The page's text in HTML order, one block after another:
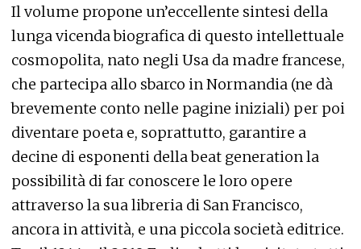
Il volume propone un’eccellente sintesi della
lunga vicenda biografica di questo intellettuale
cosmopolita, nato negli Usa da madre francese,
che partecipa allo sbarco in Normandia (ne dà
brevemente conto nelle pagine iniziali) per poi
diventare poeta e, soprattutto, garantire a
decine di esponenti della beat generation la
possibilità di far conoscere le loro opere
attraverso la sua libreria di San Francisco,
ancora in attività, e una piccola società editrice.